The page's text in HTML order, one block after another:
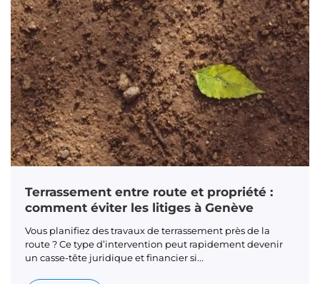
Terrassement entre route et propriété :
comment éviter les litiges à Genève
Vous planifiez des travaux de terrassement près de la
route ? Ce type d’intervention peut rapidement devenir
un casse-tête juridique et financier si...